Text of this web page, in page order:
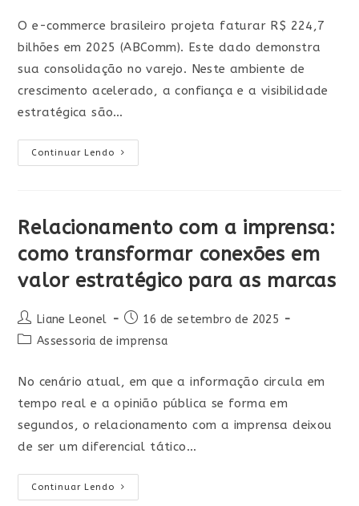
O e-commerce brasileiro projeta faturar R$ 224,7
bilhões em 2025 (ABComm). Este dado demonstra
sua consolidação no varejo. Neste ambiente de
crescimento acelerado, a confiança e a visibilidade
estratégica são…
Continuar Lendo
Relacionamento com a imprensa:
como transformar conexões em
valor estratégico para as marcas
Liane Leonel
16 de setembro de 2025
Assessoria de imprensa
No cenário atual, em que a informação circula em
tempo real e a opinião pública se forma em
segundos, o relacionamento com a imprensa deixou
de ser um diferencial tático…
Continuar Lendo